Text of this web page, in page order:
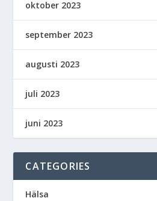
oktober 2023
september 2023
augusti 2023
juli 2023
juni 2023
CATEGORIES
Hälsa